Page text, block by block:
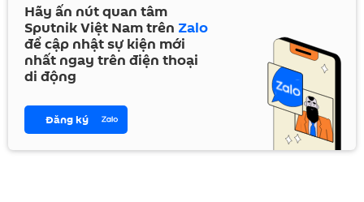
Hãy ấn nút quan tâm
Sputnik Việt Nam trên Zalo
để cập nhật sự kiện mới
nhất ngay trên điện thoại
di động
Đăng ký